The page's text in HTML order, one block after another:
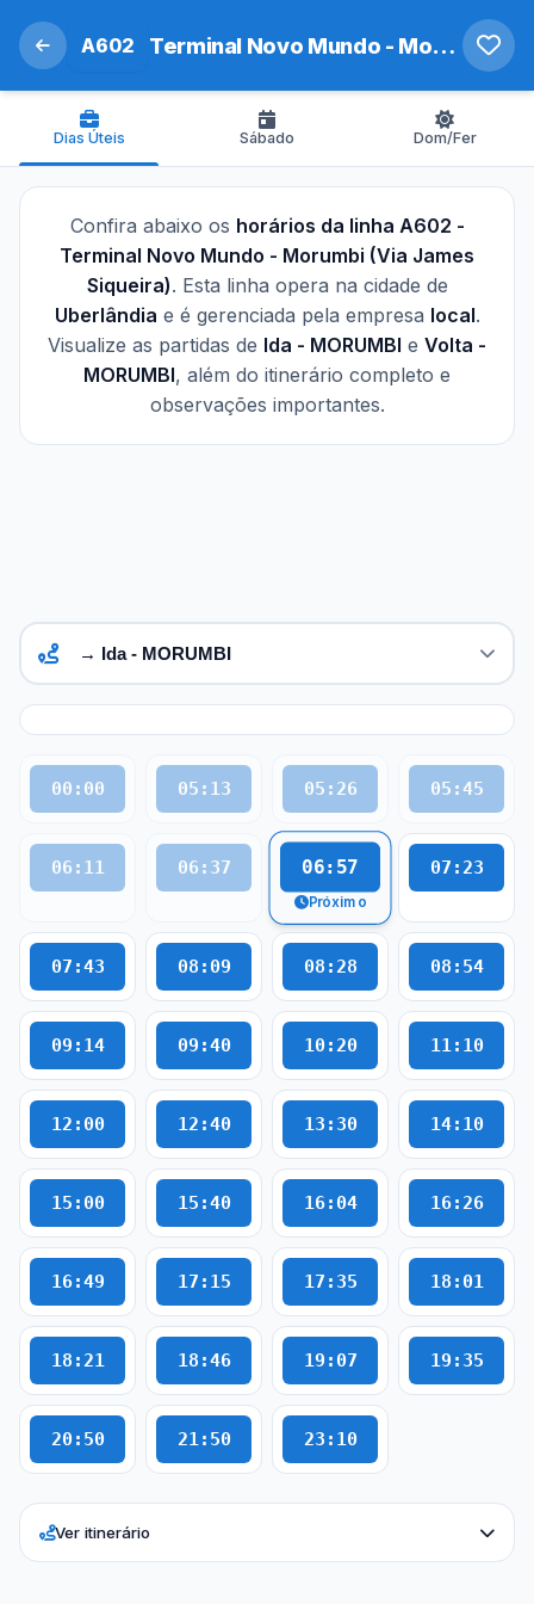
A602 Terminal Novo Mundo - Morumbi (Via James Siqueira)
Dias Úteis Sábado Dom/Fer
Confira abaixo os horários da linha A602 -
Terminal Novo Mundo - Morumbi (Via James
Siqueira). Esta linha opera na cidade de
Uberlândia e é gerenciada pela empresa local.
Visualize as partidas de Ida - MORUMBI e Volta -
MORUMBI, além do itinerário completo e
observações importantes.
00:00 05:13 05:26 05:45
06:11 06:37 06:57
Próximo
07:23
07:43 08:09 08:28 08:54
09:14 09:40 10:20 11:10
12:00 12:40 13:30 14:10
15:00 15:40 16:04 16:26
16:49 17:15 17:35 18:01
18:21 18:46 19:07 19:35
20:50 21:50 23:10
Ver itinerário